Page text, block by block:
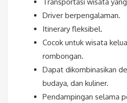
Driver berpengalaman.
Itinerary fleksibel.
Cocok untuk wisata
rombongan.
Dapat dikombinasikan
budaya, dan kuliner.
Pendampingan selama